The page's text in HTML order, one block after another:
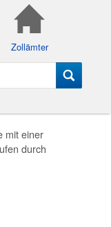
Zollämter
mit einer
durch